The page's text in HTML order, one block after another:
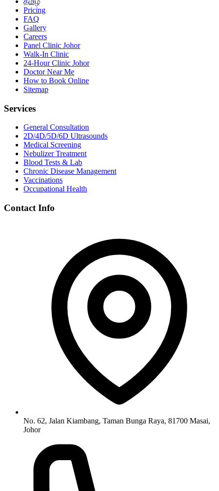
Pricing
FAQ
Gallery
Careers
Panel Clinic Johor
Walk-In Clinic
24-Hour Clinic Johor
Doctor Near Me
How to Book Online
Sitemap
Services
General Consultation
2D/4D/5D/6D Ultrasounds
Medical Screening
Nebulizer Treatment
Blood Tests & Lab
Chronic Disease Management
Vaccinations
Occupational Health
Contact Info
No. 62, Jalan Kiambang, Taman Bunga Raya, 81700 Masai,
Johor